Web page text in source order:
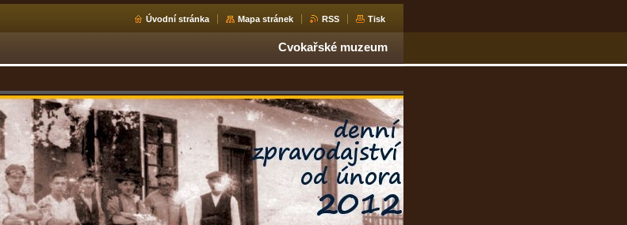
Úvodní stránka Mapa stránek RSS Tisk
Cvokařské muzeum